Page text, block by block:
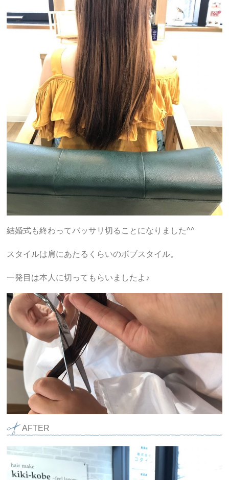
結婚式も終わってバッサリ切ることになりました^^
スタイルは肩にあたるくらいのボブスタイル。
一発目は本人に切ってもらいましたよ♪
AFTER